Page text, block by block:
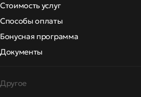
Стоимость услуг
Способы оплаты
Бонусная программа
Документы
Другое